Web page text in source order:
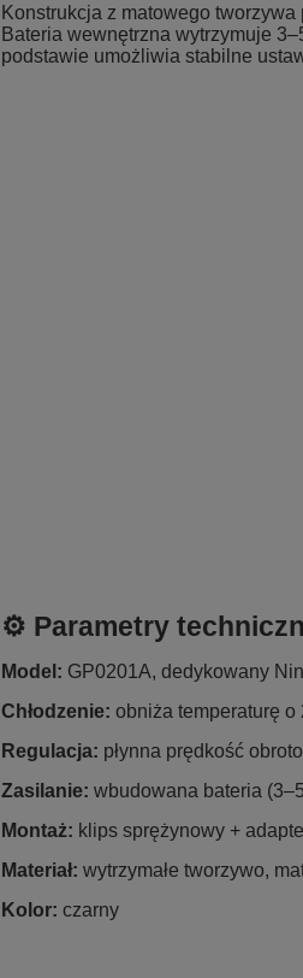
Konstrukcja z matowego
Bateria wewnętrzna wytrzymuje
podstawie umożliwia stabilne
⚙️ Parametry
Model: GP0201A, dedykowany
Chłodzenie: obniża temperaturę o
Regulacja: płynna prędkość
Zasilanie: wbudowana bateria
Montaż: klips sprężynowy +
Materiał: wytrzymałe tworzywo,
Kolor: czarny